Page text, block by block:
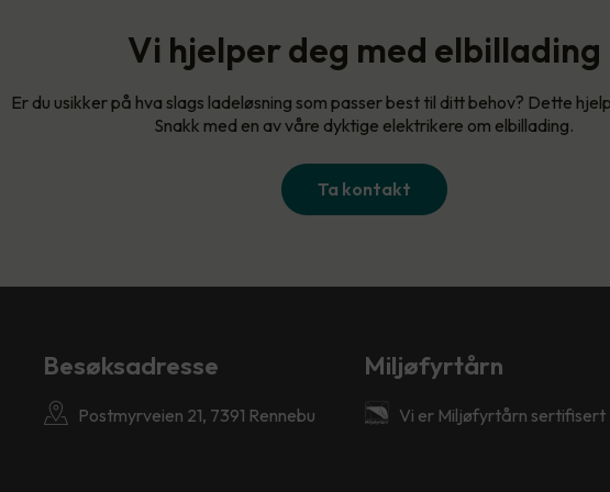
Vi hjelper deg med elbillading
Er du usikker på hva slags ladeløsning som passer best til ditt behov? Dette
Snakk med en av våre dyktige elektrikere om elbillading.
Ta kontakt
Besøksadresse
Postmyrveien 21, 7391 Rennebu
Miljøfyrtårn
Vi er Miljøfyrtårn sertifisert